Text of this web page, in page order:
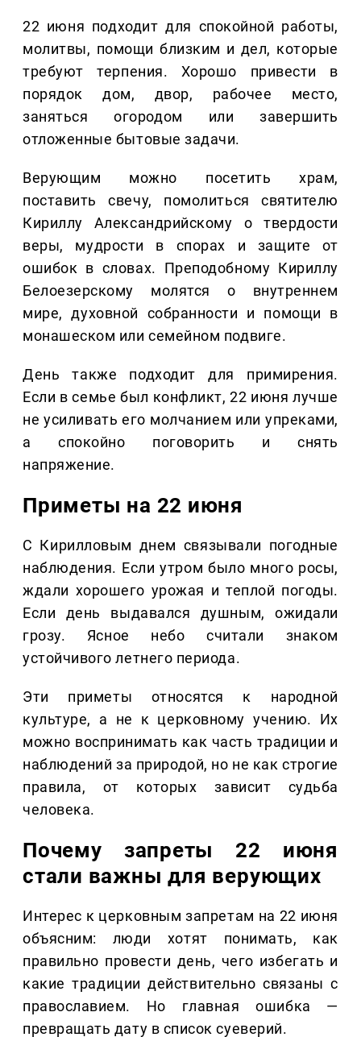
22 июня подходит для спокойной работы,
молитвы, помощи близким и дел, которые
требуют терпения. Хорошо привести в
порядок дом, двор, рабочее место,
заняться огородом или завершить
отложенные бытовые задачи.
Верующим можно посетить храм,
поставить свечу, помолиться святителю
Кириллу Александрийскому о твердости
веры, мудрости в спорах и защите от
ошибок в словах. Преподобному Кириллу
Белоезерскому молятся о внутреннем
мире, духовной собранности и помощи в
монашеском или семейном подвиге.
День также подходит для примирения.
Если в семье был конфликт, 22 июня лучше
не усиливать его молчанием или упреками,
а спокойно поговорить и снять
напряжение.
Приметы на 22 июня
С Кирилловым днем связывали погодные
наблюдения. Если утром было много росы,
ждали хорошего урожая и теплой погоды.
Если день выдавался душным, ожидали
грозу. Ясное небо считали знаком
устойчивого летнего периода.
Эти приметы относятся к народной
культуре, а не к церковному учению. Их
можно воспринимать как часть традиции и
наблюдений за природой, но не как строгие
правила, от которых зависит судьба
человека.
Почему запреты 22 июня
стали важны для верующих
Интерес к церковным запретам на 22 июня
объясним: люди хотят понимать, как
правильно провести день, чего избегать и
какие традиции действительно связаны с
православием. Но главная ошибка —
превращать дату в список суеверий.